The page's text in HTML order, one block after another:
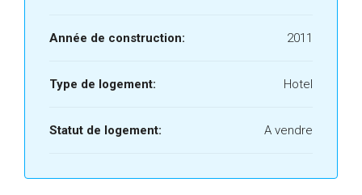
Année de construction: 2011
Type de logement: Hotel
Statut de logement: A vendre